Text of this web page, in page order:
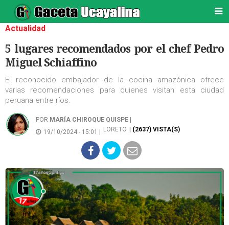
Actualidad
5 lugares recomendados por el chef Pedro
Miguel Schiaffino
El reconocido embajador de la cocina amazónica ofrece
varias recomendaciones para quienes visitan esta ciudad
peruana entre ríos.
POR MARÍA CHIROQUE QUISPE
19/10/2024 - 15:01 |
LORETO | (2637) VISTA(S)